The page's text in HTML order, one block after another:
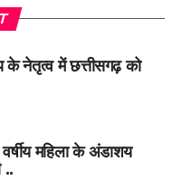
के नेतृत्व में छत्तीसगढ़ को
महिला के अंडाशय
..